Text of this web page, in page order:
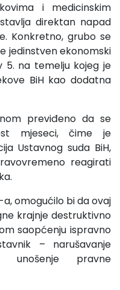
i medicinskim
direktan napad
Konkretno, grubo se
jedinstven ekonomski
5. na temelju kojeg je
BiH kao dodatna
previđeno da se
mjeseci, čime je
Ustavnog suda BiH,
reagirati
omogućilo bi da ovaj
krajnje destruktivno
saopćenju ispravno
– narušavanje
unošenje pravne